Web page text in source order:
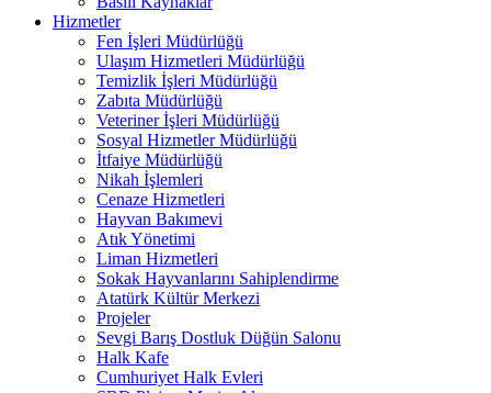
Hizmetler
Fen İşleri Müdürlüğü
Ulaşım Hizmetleri Müdürlüğü
Temizlik İşleri Müdürlüğü
Zabıta Müdürlüğü
Veteriner İşleri Müdürlüğü
Sosyal Hizmetler Müdürlüğü
İtfaiye Müdürlüğü
Nikah İşlemleri
Cenaze Hizmetleri
Hayvan Bakımevi
Atık Yönetimi
Liman Hizmetleri
Sokak Hayvanlarını Sahiplendirme
Atatürk Kültür Merkezi
Projeler
Sevgi Barış Dostluk Düğün Salonu
Halk Kafe
Cumhuriyet Halk Evleri